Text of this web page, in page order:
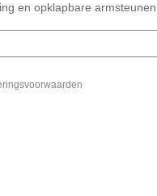
en opklapbare